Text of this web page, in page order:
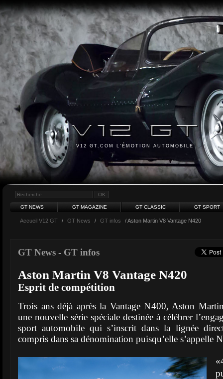
V12 GT.COM L'ÉMOTION AUTOMOBILE
GT NEWS GT MAGAZINE GT CLASSIC GT SPORT
Accueil V12 GT / GT News / GT infos / Aston Martin V8 Vantage N420
GT News - GT infos
Aston Martin V8 Vantage N420
Esprit de compétition
Trois ans déjà après la Vantage N400, Aston
une nouvelle série spéciale destinée à célébrer
sport automobile qui s’inscrit dans la lignée
compris dans sa dénomination puisqu’elle s’appelle